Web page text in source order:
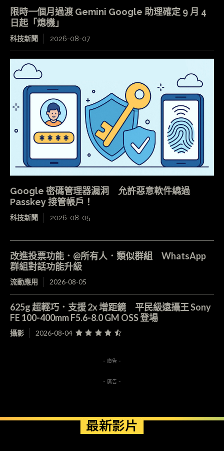
限時一個月過渡 Gemini Google 助理確定 9 月 4
日起「熄機」
科技新聞 2026-08-07
Google 密碼管理器漏洞 允許惡意軟件繞過
Passkey 接管帳戶！
科技新聞 2026-08-05
改進投票功能．@所有人．類似群組 WhatsApp
群組對話功能升級
流動應用 2026-08-05
625g 超輕巧．支援 2x 增距鏡 平民級遠攝王 Sony
FE 100-400mm F5.6-8.0 GM OSS 登場
攝影 2026-08-04
- 廣告 -
- 廣告 -
最新影片